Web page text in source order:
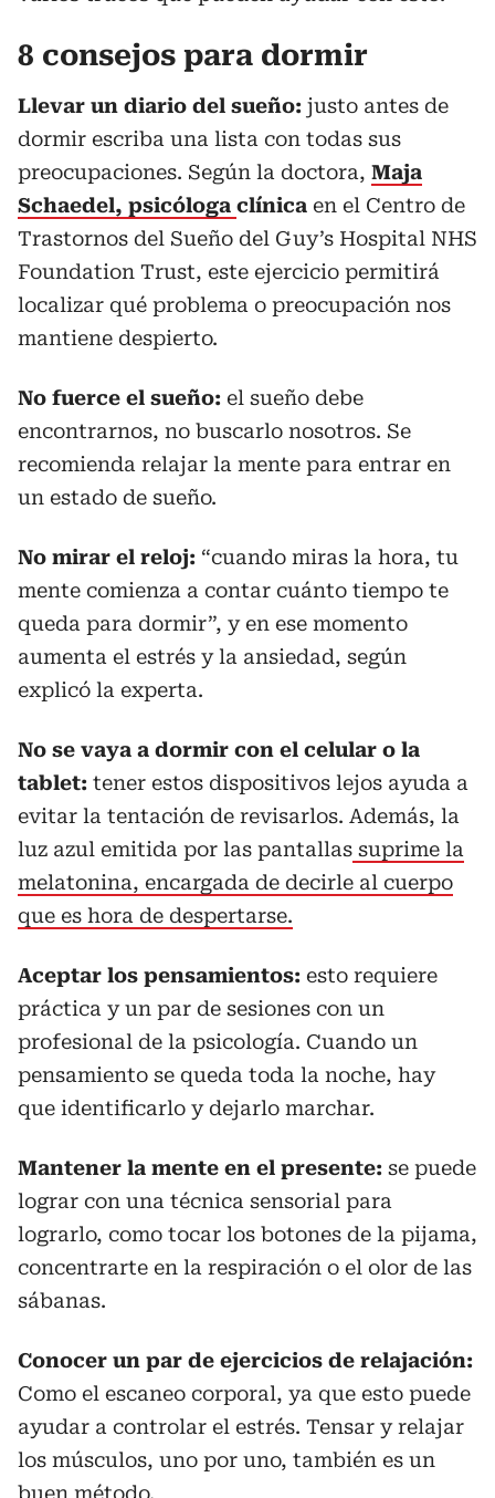
8 consejos para dormir
Llevar un diario del sueño: justo antes de
dormir escriba una lista con todas sus
preocupaciones. Según la doctora, Maja
Schaedel, psicóloga clínica en el Centro de
Trastornos del Sueño del Guy’s Hospital NHS
Foundation Trust, este ejercicio permitirá
localizar qué problema o preocupación nos
mantiene despierto.
No fuerce el sueño: el sueño debe
encontrarnos, no buscarlo nosotros. Se
recomienda relajar la mente para entrar en
un estado de sueño.
No mirar el reloj: “cuando miras la hora, tu
mente comienza a contar cuánto tiempo te
queda para dormir”, y en ese momento
aumenta el estrés y la ansiedad, según
explicó la experta.
No se vaya a dormir con el celular o la
tablet: tener estos dispositivos lejos ayuda a
evitar la tentación de revisarlos. Además, la
luz azul emitida por las pantallas suprime la
melatonina, encargada de decirle al cuerpo
que es hora de despertarse.
Aceptar los pensamientos: esto requiere
práctica y un par de sesiones con un
profesional de la psicología. Cuando un
pensamiento se queda toda la noche, hay
que identificarlo y dejarlo marchar.
Mantener la mente en el presente: se puede
lograr con una técnica sensorial para
lograrlo, como tocar los botones de la pijama,
concentrarte en la respiración o el olor de las
sábanas.
Conocer un par de ejercicios de relajación:
Como el escaneo corporal, ya que esto puede
ayudar a controlar el estrés. Tensar y relajar
los músculos, uno por uno, también es un
buen método.